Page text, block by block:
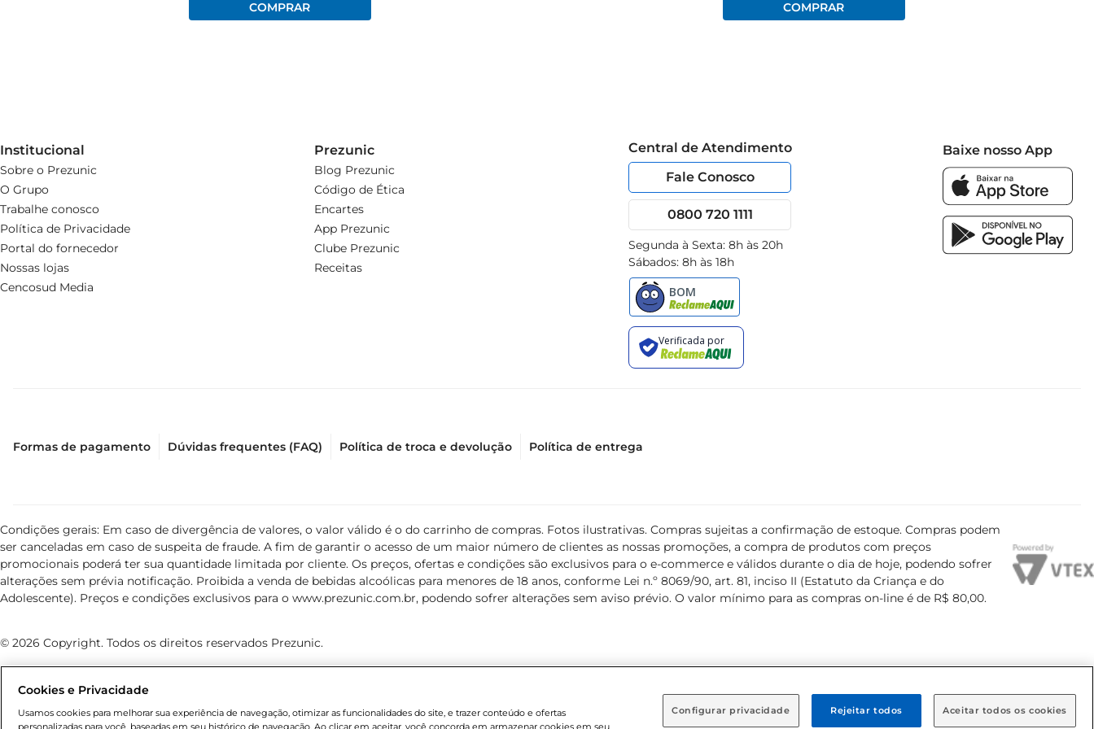
Institucional
Sobre o Prezunic
O Grupo
Trabalhe conosco
Política de Privacidade
Portal do fornecedor
Nossas lojas
Cencosud Media
Prezunic
Blog Prezunic
Código de Ética
Encartes
App Prezunic
Clube Prezunic
Receitas
Central de Atendimento
Fale Conosco
0800 720 1111
Segunda à Sexta: 8h às 20h
Sábados: 8h às 18h
Baixe nosso App
Formas de pagamento Dúvidas frequentes (FAQ) Política de troca e devolução Política de entrega
Condições gerais: Em caso de divergência de valores, o valor válido é o do carrinho de compras. Fotos ilustrativas. Compras sujeitas a confirmação de estoque. Compras podem
ser canceladas em caso de suspeita de fraude. A fim de garantir o acesso de um maior número de clientes as nossas promoções, a compra de produtos com preços
promocionais poderá ter sua quantidade limitada por cliente. Os preços, ofertas e condições são exclusivos para o e-commerce e válidos durante o dia de hoje, podendo sofrer
alterações sem prévia notificação. Proibida a venda de bebidas alcoólicas para menores de 18 anos, conforme Lei n.º 8069/90, art. 81, inciso II (Estatuto da Criança e do
Adolescente). Preços e condições exclusivos para o www.prezunic.com.br, podendo sofrer alterações sem aviso prévio. O valor mínimo para as compras on-line é de R$ 80,00.
© 2026 Copyright. Todos os direitos reservados Prezunic.
Cookies e Privacidade
Usamos cookies para melhorar sua experiência de navegação, otimizar as funcionalidades do site, e trazer conteúdo e ofertas
personalizadas para você, baseadas em seu histórico de navegação. Ao clicar em aceitar, você concorda em armazenar cookies em seu
Configurar privacidade Rejeitar todos Aceitar todos os cookies